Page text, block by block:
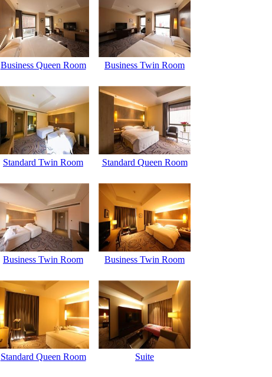
Business Queen Room Business Twin Room
Standard Twin Room Standard Queen Room
Business Twin Room Business Twin Room
Standard Queen Room Suite